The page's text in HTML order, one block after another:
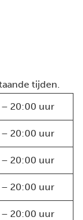
tijden.
20:00 uur
20:00 uur
20:00 uur
20:00 uur
20:00 uur